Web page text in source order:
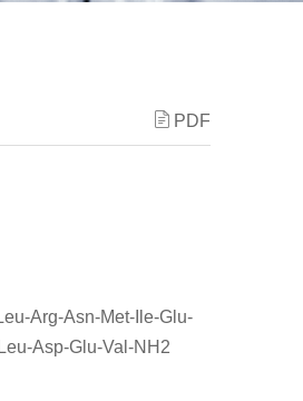
PDF
Arg-Asn-Met-Ile-Glu-
Asp-Glu-Val-NH2